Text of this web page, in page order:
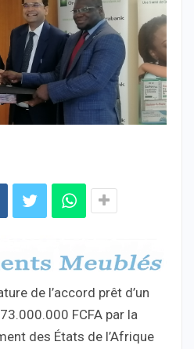
de l’accord prêt d’un
FCFA par la
des États de l’Afrique